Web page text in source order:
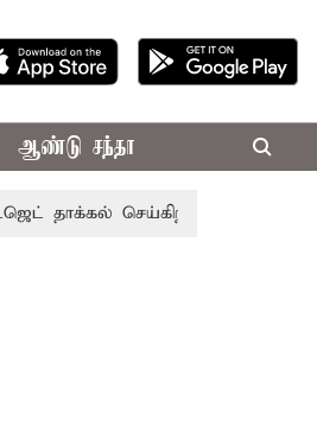
ஆண்டு சந்தா
தாக்கல் செய்கிறார் முதல்-அமைச்சர்